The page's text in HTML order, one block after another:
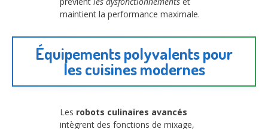
maintient la performance maximale.
Équipements polyvalents pour
les cuisines modernes
Les robots culinaires avancés
intègrent des fonctions de mixage,